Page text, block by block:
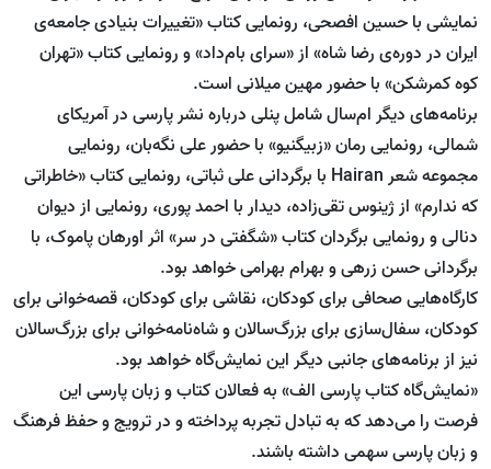
نمایشی با حسین افصحی، رونمایی کتاب «تغییرات بنیادی جامعه‌ی
ایران در دوره‌ی رضا شاه» از «سرای بام‌داد» و رونمایی کتاب «تهران
کوه کمرشکن» با حضور مهین میلانی است.
برنامه‌های دیگر ام‌سال شامل پنلی درباره نشر پارسی در آمریکای
شمالی، رونمایی رمان «زبیگنیو» با حضور علی نگه‌بان، رونمایی
مجموعه شعر Hairan با برگردانی علی ثباتی، رونمایی کتاب «خاطراتی
که ندارم» از ژینوس تقی‌زاده، دیدار با احمد پوری، رونمایی از دیوان
دنالی و رونمایی برگردان کتاب «شگفتی در سر» اثر اورهان پاموک، با
برگردانی حسن زرهی و بهرام بهرامی خواهد بود.
کارگاه‌هایی صحافی برای کودکان، نقاشی برای کودکان، قصه‌خوانی برای
کودکان، سفال‌سازی برای بزرگ‌سالان و شاه‌نامه‌خوانی برای بزرگ‌سالان
نیز از برنامه‌های جانبی دیگر این نمایش‌گاه خواهد بود.
«نمایش‌گاه کتاب پارسی الف» به فعالان کتاب و زبان پارسی این
فرصت را می‌دهد که به تبادل تجربه پرداخته و در ترویج و حفظ فرهنگ
و زبان پارسی سهمی داشته باشند.